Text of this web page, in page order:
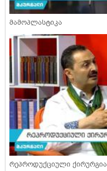
მამოპლასტიკა
რეპროდუქციული ქირურგია